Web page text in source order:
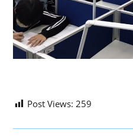
Post Views: 259